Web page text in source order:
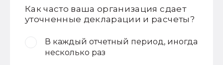
Как часто ваша организация сдает
уточненные декларации и расчеты?
В каждый отчетный период, иногда
несколько раз